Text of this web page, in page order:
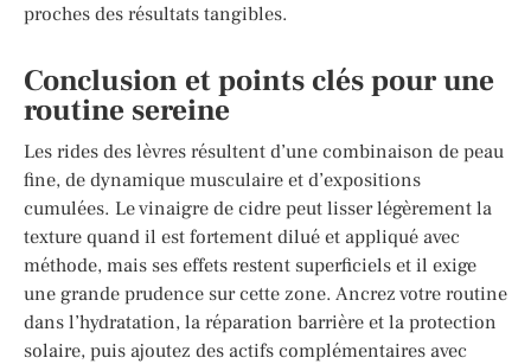
proches des résultats tangibles.
Conclusion et points clés pour une
routine sereine
Les rides des lèvres résultent d’une combinaison de peau
fine, de dynamique musculaire et d’expositions
cumulées. Le vinaigre de cidre peut lisser légèrement la
texture quand il est fortement dilué et appliqué avec
méthode, mais ses effets restent superficiels et il exige
une grande prudence sur cette zone. Ancrez votre routine
dans l’hydratation, la réparation barrière et la protection
solaire, puis ajoutez des actifs complémentaires avec